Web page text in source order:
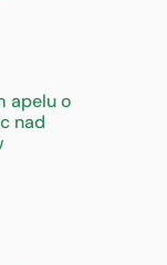
apelu o
nad